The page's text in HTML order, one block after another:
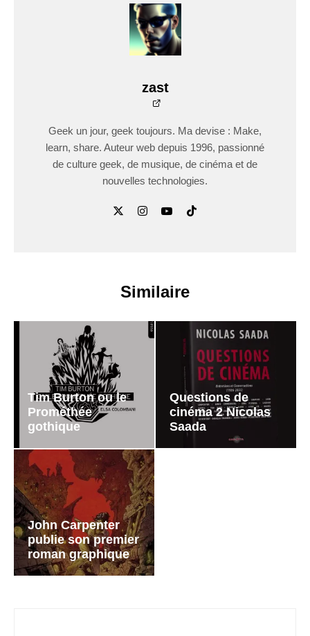
zast
Geek un jour, geek toujours. Ma devise : Make,
learn, share. Auteur web depuis 1996, passionné
de culture geek, de musique, de cinéma et de
nouvelles technologies.
Similaire
Tim Burton ou le
Prométhée
gothique
Questions de
cinéma 2 Nicolas
Saada
John Carpenter
publie son premier
roman graphique